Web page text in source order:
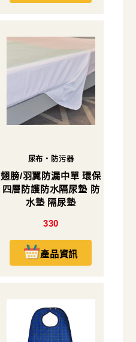
尿布・防污器
翅膀/羽翼防漏中單 環保
四層防護防水隔尿墊 防
水墊 隔尿墊
330
產品資訊